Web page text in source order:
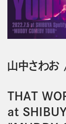
山中さわお
THAT
at